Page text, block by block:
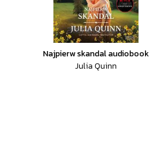
Najpierw skandal audiobook
Julia Quinn